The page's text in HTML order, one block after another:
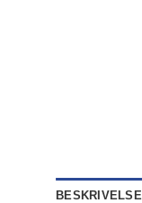
BESKRIVELSE